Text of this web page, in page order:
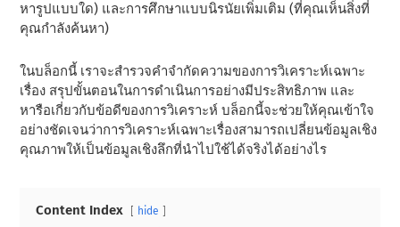
หารูปแบบใด) และการศึกษาแบบนิรนัยเพิ่มเติม (ที่คุณเห็นสิ่งที่
คุณกําลังค้นหา)
ในบล็อกนี้ เราจะสํารวจคําจํากัดความของการวิเคราะห์เฉพาะ
เรื่อง สรุปขั้นตอนในการดําเนินการอย่างมีประสิทธิภาพ และ
หารือเกี่ยวกับข้อดีของการวิเคราะห์ บล็อกนี้จะช่วยให้คุณเข้าใจ
อย่างชัดเจนว่าการวิเคราะห์เฉพาะเรื่องสามารถเปลี่ยนข้อมูลเชิง
คุณภาพให้เป็นข้อมูลเชิงลึกที่นําไปใช้ได้จริงได้อย่างไร
Content Index hide